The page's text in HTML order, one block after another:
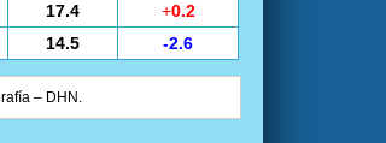
17.4 +0.2
14.5 -2.6
– DHN.